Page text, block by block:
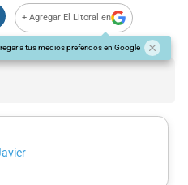
+ Agregar El Litoral en
a tus medios preferidos en Google